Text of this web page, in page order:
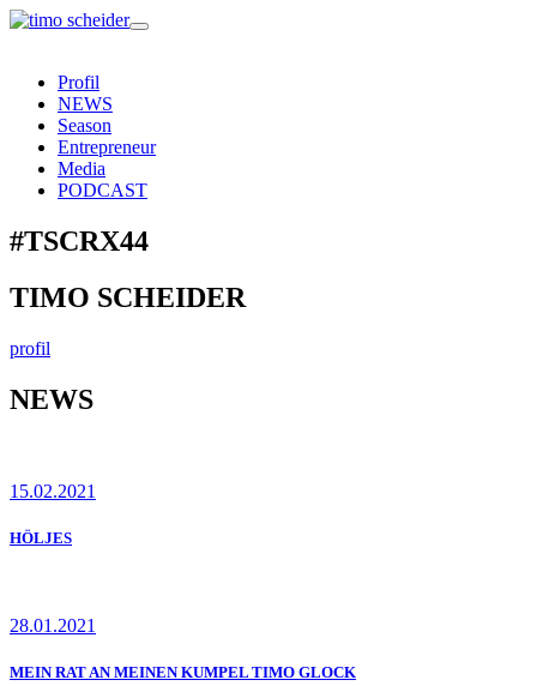
Profil
NEWS
Season
Entrepreneur
Media
PODCAST
#TSCRX44
TIMO SCHEIDER
profil
NEWS
15.02.2021
HÖLJES
28.01.2021
MEIN RAT AN MEINEN KUMPEL TIMO GLOCK